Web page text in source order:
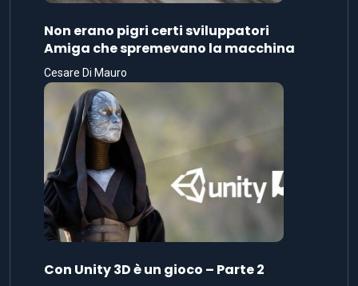
Non erano pigri certi sviluppatori
Amiga che spremevano la macchina
Cesare Di Mauro
Con Unity 3D è un gioco – Parte 2